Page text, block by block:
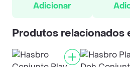
Adicionar
Produtos relacionados